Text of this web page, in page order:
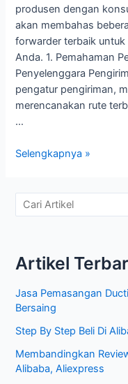
produsen dengan
akan membahas
forwarder terbaik
Anda. 1. Pemahaman
Penyelenggara
pengatur pengiriman,
merencanakan rute
…
Memahami
China
Terbaik
Pasok
Selengkapnya »
i
r
k
Artikel
Jasa Pemasangan
Bersaing
Step By Step Beli Di
Membandingkan
Alibaba, Aliexpress